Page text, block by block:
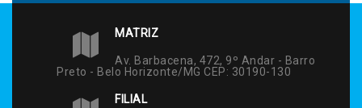
MATRIZ
Av. Barbacena, 472, 9º Andar - Barro
Preto - Belo Horizonte/MG CEP: 30190-130
FILIAL